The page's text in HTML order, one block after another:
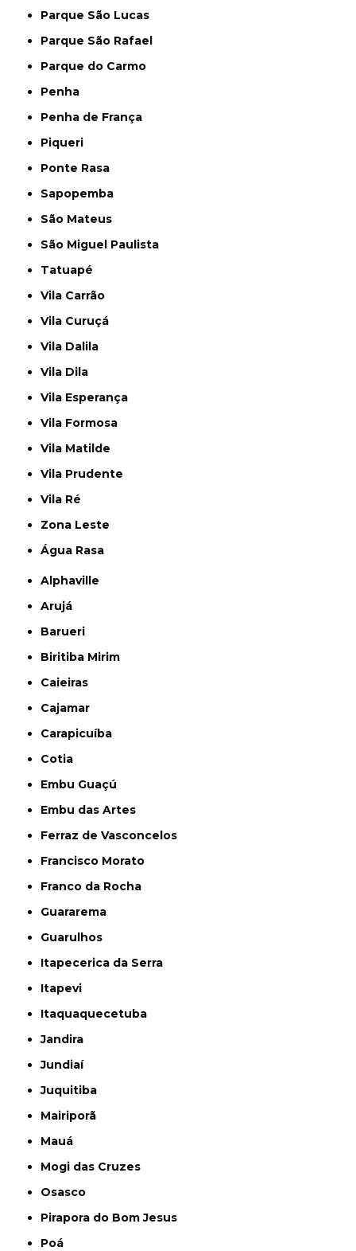
Parque São Lucas
Parque São Rafael
Parque do Carmo
Penha
Penha de França
Piqueri
Ponte Rasa
Sapopemba
São Mateus
São Miguel Paulista
Tatuapé
Vila Carrão
Vila Curuçá
Vila Dalila
Vila Dila
Vila Esperança
Vila Formosa
Vila Matilde
Vila Prudente
Vila Ré
Zona Leste
Água Rasa
Alphaville
Arujá
Barueri
Biritiba Mirim
Caieiras
Cajamar
Carapicuíba
Cotia
Embu Guaçú
Embu das Artes
Ferraz de Vasconcelos
Francisco Morato
Franco da Rocha
Guararema
Guarulhos
Itapecerica da Serra
Itapevi
Itaquaquecetuba
Jandira
Jundiaí
Juquitiba
Mairiporã
Mauá
Mogi das Cruzes
Osasco
Pirapora do Bom Jesus
Poá